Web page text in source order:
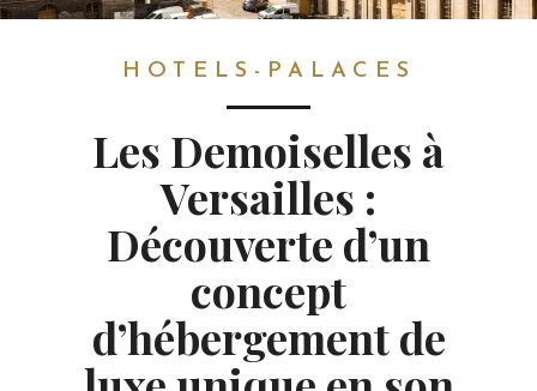
HOTELS-PALACES
Les Demoiselles à
Versailles :
Découverte d’un
concept
d’hébergement de